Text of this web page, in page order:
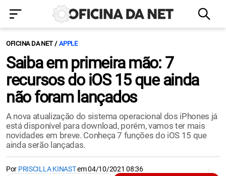
OFICINA DA NET APPLE
Saiba em primeira mão: 7
recursos do iOS 15 que ainda
não foram lançados
A nova atualização do sistema operacional dos iPhones já
está disponível para download, porém, vamos ter mais
novidades em breve. Conheça 7 funções do iOS 15 que
ainda serão lançadas.
Por PRISCILLA KINASTem04/10/2021 08:36